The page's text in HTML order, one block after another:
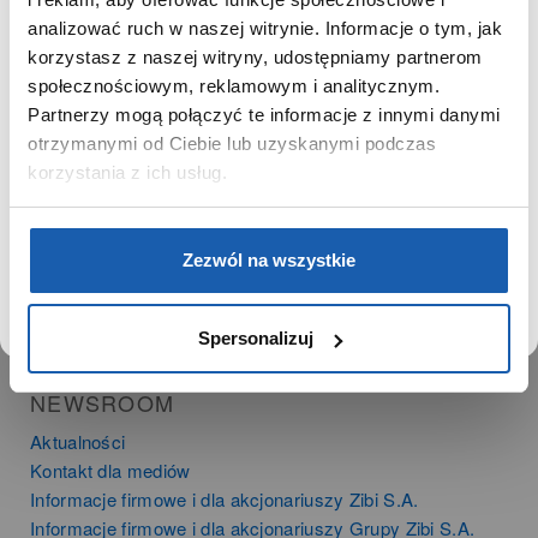
analizować ruch w naszej witrynie. Informacje o tym, jak
korzystasz z naszej witryny, udostępniamy partnerom
społecznościowym, reklamowym i analitycznym.
Partnerzy mogą połączyć te informacje z innymi danymi
otrzymanymi od Ciebie lub uzyskanymi podczas
korzystania z ich usług.
Zezwól na wszystkie
Spersonalizuj
PRODUKTY
Zegarki
Instrumenty muzyczne
Kalkulatory
SIECI SPRZEDAŻY
Salony muzyczne Riff
NEWSROOM
Aktualności
Kontakt dla mediów
Informacje firmowe i dla akcjonariuszy Zibi S.A.
Informacje firmowe i dla akcjonariuszy Grupy Zibi S.A.
SZANOWNA UŻYTKOWNICZKO
Używamy plików cookie w celach analitycznych,
statystycznych i marketingowych, w tym aby analizować
ruch w tej witrynie, optymalizować jej działanie oraz
zapamiętywać Twoje preferencje.